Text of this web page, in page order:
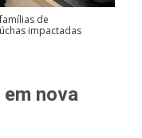
de
impactadas
nova